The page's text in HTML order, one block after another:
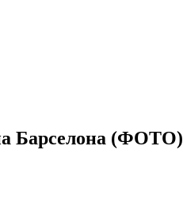
Барселона (ФОТО)